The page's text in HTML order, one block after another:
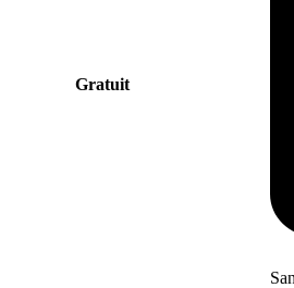
Gratuit